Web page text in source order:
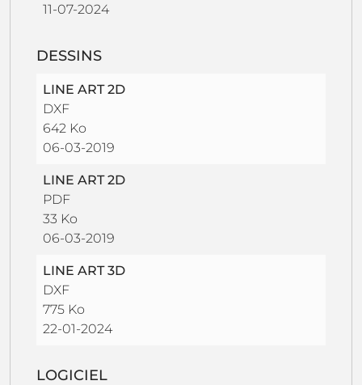
11-07-2024
DESSINS
LINE ART 2D
DXF
642 Ko
06-03-2019
LINE ART 2D
PDF
33 Ko
06-03-2019
LINE ART 3D
DXF
775 Ko
22-01-2024
LOGICIEL